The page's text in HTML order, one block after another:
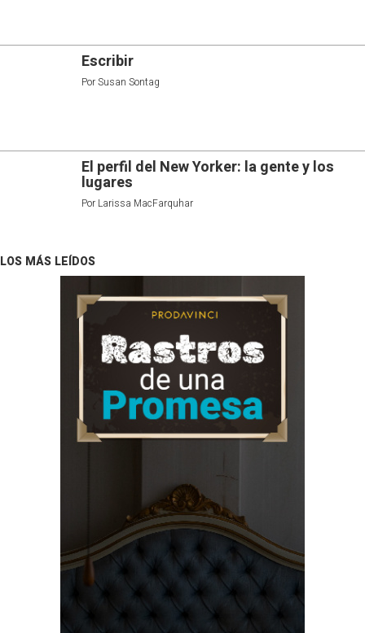
Escribir
PorSusan Sontag
El perfil del New Yorker: la gente y los
lugares
Por Larissa MacFarquhar
LOS MÁS LEÍDOS